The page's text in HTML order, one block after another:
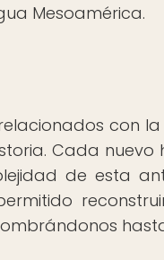
Mesoamérica.
con
Cada
de esta